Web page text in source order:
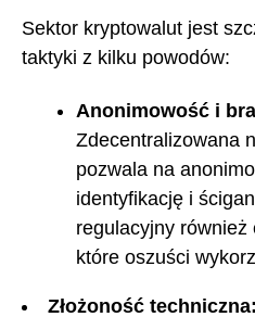
Sektor kryptowalut jest
taktyki z kilku powodów:
Anonimowość i
Zdecentralizowana
pozwala na
identyfikację i
regulacyjny
które oszuści
Złożoność techniczna: